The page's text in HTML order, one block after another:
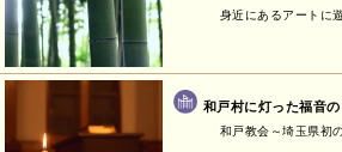
身近にあるアートに
和戸村に灯った福音
和戸教会～埼玉県初